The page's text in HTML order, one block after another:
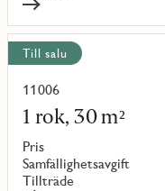
Till salu
11006
1 rok, 30 m²
Pris
Samfällighetsavgift
Tillträde
Läs
mer
om
objekt
{objectNumber}